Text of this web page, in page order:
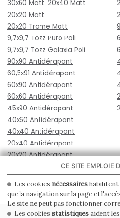
30x60 Matt 20x40 Matt
20x20 Matt
20x20 Trame Matt
9,7x9,7 Tozz Puro Poli
9,7x9,7 Tozz Galaxia Poli
90x90 Antidérapant
60,5x91 Antidérapant
60x90 Antidérapant
60x60 Antidérapant
45x90 Antidérapant
40x60 Antidérapant
40x40 Antidérapant
20x40 Antidérapant
20x20 Antidérapant
CE SITE EMPLOIE
Les cookies nécessaireshabilitent
que la navigation sur la page et
Le site ne peut pas fonctionner
Les cookies statistiquesaident